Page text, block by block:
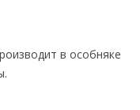
в особняке